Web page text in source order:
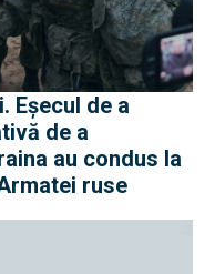
Eșecul de a
de a
au condus la
ruse